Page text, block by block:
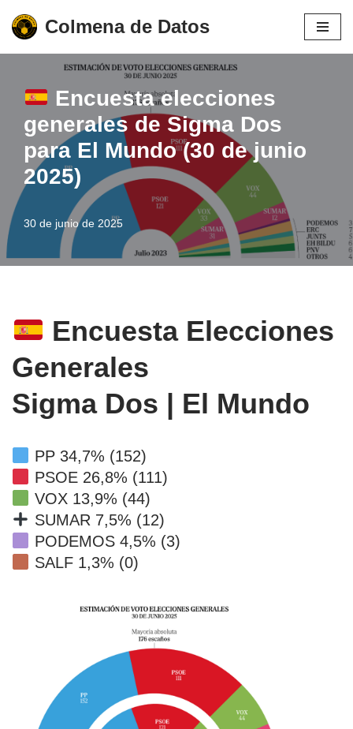
Saltar
contenido
Colmena de Datos
Encuesta elecciones
generales de Sigma Dos
para El Mundo (30 de junio
2025)
30 de junio de 2025
Encuesta Elecciones
Generales
Sigma Dos | El Mundo
PP 34,7% (152)
PSOE 26,8% (111)
VOX 13,9% (44)
SUMAR 7,5% (12)
PODEMOS 4,5% (3)
SALF 1,3% (0)